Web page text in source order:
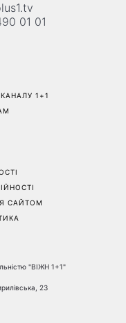
01 01
1+1
САЙТОМ
"ВІЖН 1+1"
23